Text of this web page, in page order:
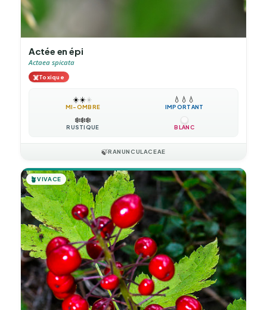
Actée en épi
Actaea spicata
☠️Toxique
☀️☀️☀️
MI-OMBRE
💧 💧 💧
IMPORTANT
❄️❄️❄️
RUSTIQUE BLANC
🍃RANUNCULACEAE
🪴VIVACE